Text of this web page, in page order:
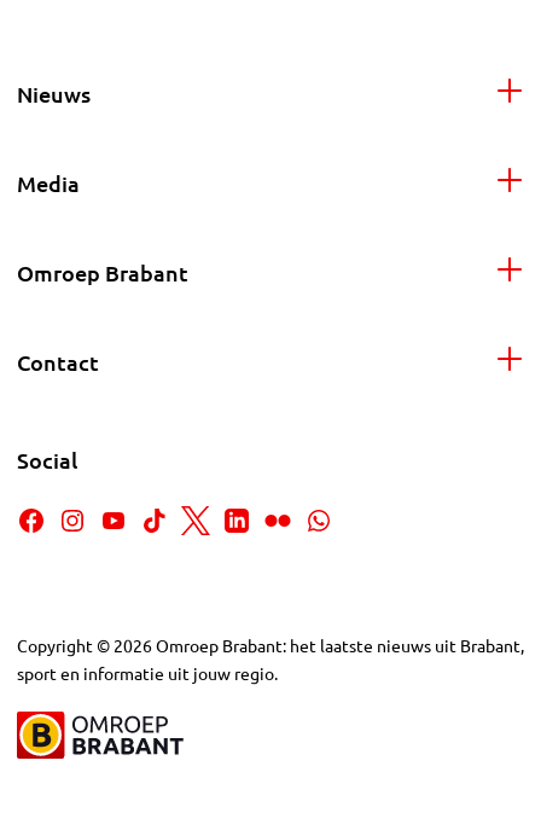
Nieuws
Media
Omroep Brabant
Contact
Social
Copyright © 2026Omroep Brabant: het laatste nieuws uit Brabant,
sport en informatie uit jouw regio.